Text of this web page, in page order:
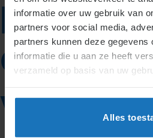
informatie over uw gebruik van
partners voor social media,
partners kunnen deze gegevens
informatie die u aan ze heeft
verzameld op basis van uw
Alles
door